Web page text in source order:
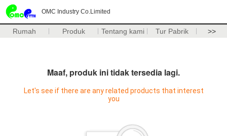
OMC Industry Co.Limited
Rumah Produk Tentang kami Tur Pabrik >>
Maaf, produk ini tidak tersedia lagi.
Let's see if there are any related products that interest
you